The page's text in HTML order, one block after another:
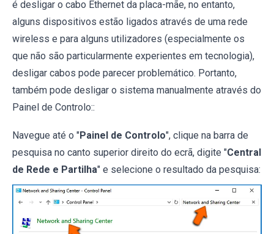
é desligar o cabo Ethernet da placa-mãe, no entanto,
alguns dispositivos estão ligados através de uma rede
wireless e para alguns utilizadores (especialmente os
que não são particularmente experientes em tecnologia),
desligar cabos pode parecer problemático. Portanto,
também pode desligar o sistema manualmente através do
Painel de Controlo::
Navegue até o "Painel de Controlo", clique na barra de
pesquisa no canto superior direito do ecrã, digite "Central
de Rede e Partilha" e selecione o resultado da pesquisa: